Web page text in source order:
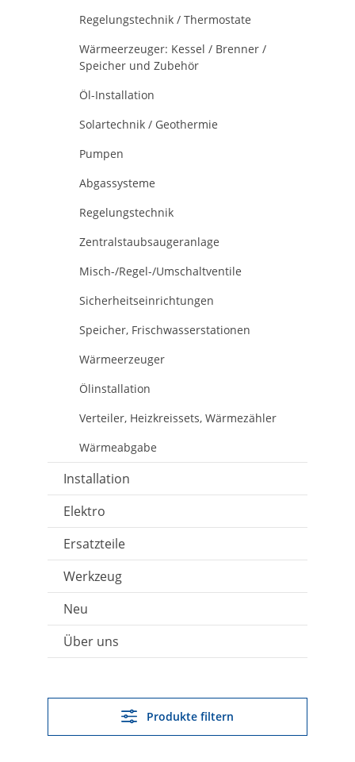
Regelungstechnik / Thermostate
Wärmeerzeuger: Kessel / Brenner /
Speicher und Zubehör
Öl-Installation
Solartechnik / Geothermie
Pumpen
Abgassysteme
Regelungstechnik
Zentralstaubsaugeranlage
Misch-/Regel-/Umschaltventile
Sicherheitseinrichtungen
Speicher, Frischwasserstationen
Wärmeerzeuger
Ölinstallation
Verteiler, Heizkreissets, Wärmezähler
Wärmeabgabe
Installation
Elektro
Ersatzteile
Werkzeug
Neu
Über uns
Produkte filtern